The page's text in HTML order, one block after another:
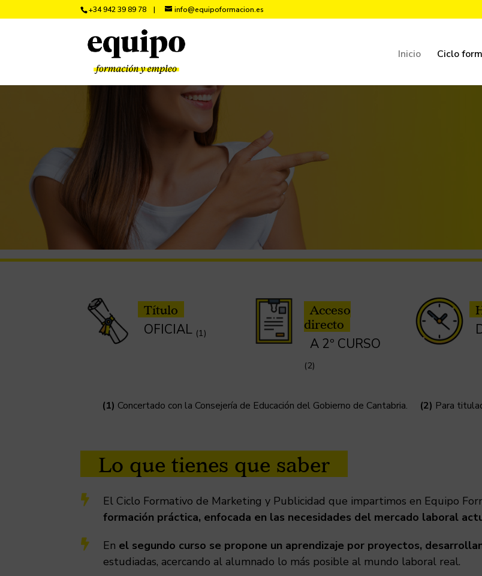
+34 942 39 89 78 info@equipoformacion.es
Inicio Ciclo
Título
OFICIAL (1)
Acceso
directo
A 2º CURSO
(2)
(1) Concertado con la Consejería de Educación del Gobierno de Cantabria. (2) Para
Lo que tienes que saber
 El Ciclo Formativo de Marketing y Publicidad que impartimos en Equipo
formación práctica, enfocada en las necesidades del mercado laboral
 En el segundo curso se propone un aprendizaje por proyectos,
estudiadas, acercando al alumnado lo más posible al mundo laboral real.